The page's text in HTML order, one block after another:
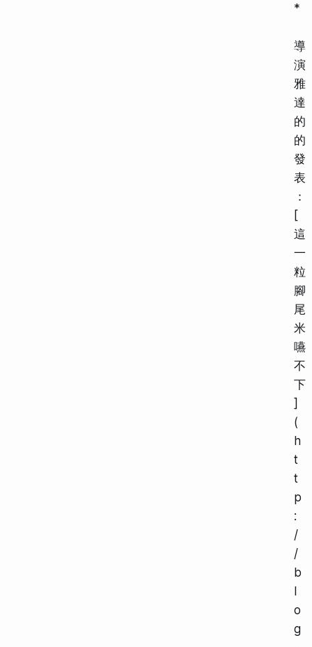
*
導
演
雅
達
的
的
發
表
：
[
這
一
粒
腳
尾
米
嚥
不
下
]
(
h
t
t
p
:
/
/
b
l
o
g